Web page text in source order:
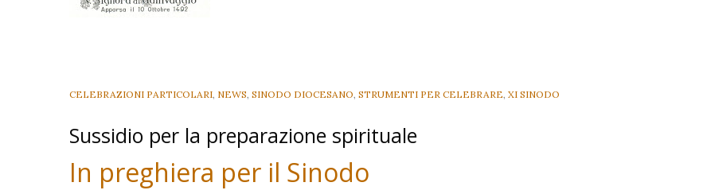
CELEBRAZIONI PARTICOLARI NEWS SINODO DIOCESANO STRUMENTI PER CELEBRARE XI SINODO
Sussidio per la preparazione spirituale
In preghiera per il Sinodo